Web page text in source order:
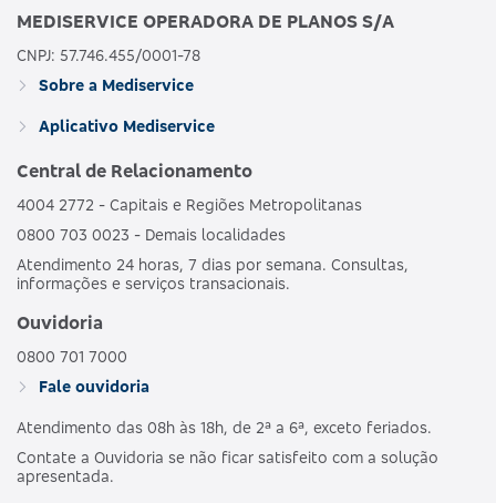
MEDISERVICE OPERADORA DE PLANOS S/A
CNPJ: 57.746.455/0001-78
Sobre a Mediservice
Aplicativo Mediservice
Central de Relacionamento
4004 2772 - Capitais e Regiões Metropolitanas
0800 703 0023 - Demais localidades
Atendimento 24 horas, 7 dias por semana. Consultas,
informações e serviços transacionais.
Ouvidoria
0800 701 7000
Fale ouvidoria
Atendimento das 08h às 18h, de 2ª a 6ª, exceto feriados.
Contate a Ouvidoria se não ficar satisfeito com a solução
apresentada.